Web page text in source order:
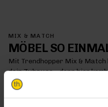
MIX & MATCH
MÖBEL SO
Mit Trendhopper Mix &
dein Zuhause – denn hier
es dir gefällt
MIX & MATCH DICH